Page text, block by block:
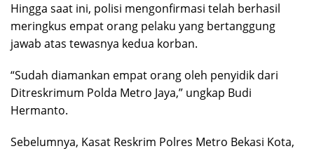
Hingga saat ini, polisi mengonfirmasi telah berhasil
meringkus empat orang pelaku yang bertanggung
jawab atas tewasnya kedua korban.
“Sudah diamankan empat orang oleh penyidik dari
Ditreskrimum Polda Metro Jaya,” ungkap Budi
Hermanto.
Sebelumnya, Kasat Reskrim Polres Metro Bekasi Kota,